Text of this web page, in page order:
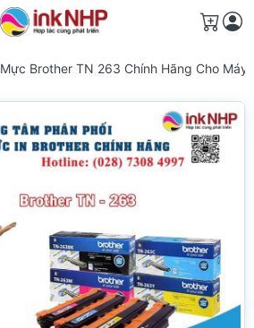
Giỏ
Mực Brother TN 263 Chính Hãng Cho Máy